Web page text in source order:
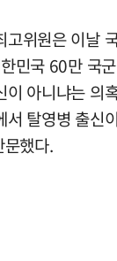
고위원은 이날
민국 60만 국
이 아니냐는 의
서 탈영병 출신
했다.